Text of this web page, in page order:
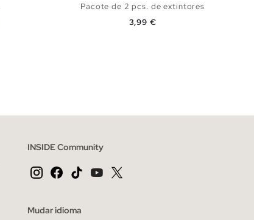
Pacote de 2 pcs. de extintores
Preço
3,99 €
INSIDE Community
Mudar idioma